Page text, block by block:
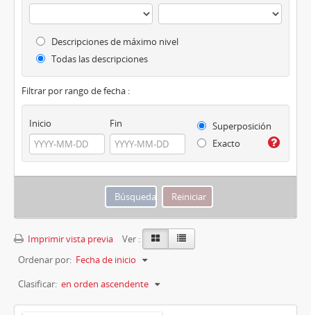
Descripciones de máximo nivel
Todas las descripciones
Filtrar por rango de fecha :
Inicio Fin
Superposición
Exacto
Imprimir vista previa
Ver :
Ordenar por: Fecha de inicio
Clasificar: en orden ascendente